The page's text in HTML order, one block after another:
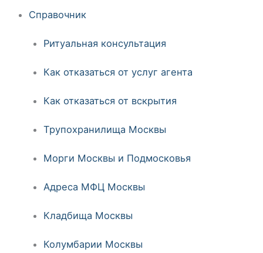
Справочник
Ритуальная консультация
Как отказаться от услуг агента
Как отказаться от вскрытия
Трупохранилища Москвы
Морги Москвы и Подмосковья
Адреса МФЦ Москвы
Кладбища Москвы
Колумбарии Москвы